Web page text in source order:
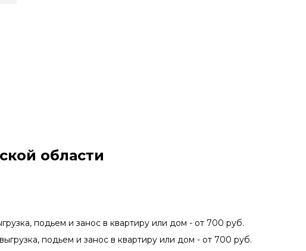
области
подьем и занос в квартиру или дом - от 700 руб.
подьем и занос в квартиру или дом - от 700 руб.